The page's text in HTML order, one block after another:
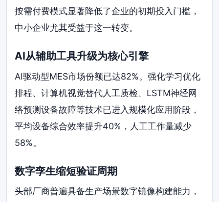
按需付费模式显著降低了企业的初期投入门槛，
中小企业尤其受益于这一转变。
AI从辅助工具升级为核心引擎
AI驱动型MES市场份额已达82%。强化学习优化
排程、计算机视觉替代人工质检、LSTM神经网
络预测设备故障等技术已进入规模化应用阶段，
平均设备综合效率提升40%，人工工作量减少
58%。
数字孪生缩短验证周期
头部厂商普遍具备生产场景数字镜像构建能力，